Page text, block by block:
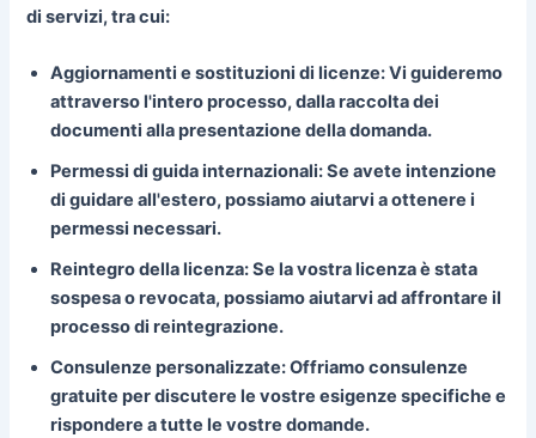
di servizi, tra cui:
Aggiornamenti e sostituzioni di licenze:Vi guideremo
attraverso l'intero processo, dalla raccolta dei
documenti alla presentazione della domanda.
Permessi di guida internazionali:Se avete intenzione
di guidare all'estero, possiamo aiutarvi a ottenere i
permessi necessari.
Reintegro della licenza:Se la vostra licenza è stata
sospesa o revocata, possiamo aiutarvi ad affrontare il
processo di reintegrazione.
Consulenze personalizzate:Offriamo consulenze
gratuite per discutere le vostre esigenze specifiche e
rispondere a tutte le vostre domande.